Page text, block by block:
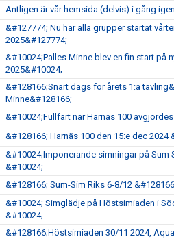
Äntligen är vår hemsida (delvis) i gång
&#127774; Nu har alla grupper startat
2025&#127774;
&#10024;Palles Minne blev en fin start på
2025&#10024;
&#128166;Snart dags för årets 1:a
Minne&#128166;
&#10024;Fullfart när Harnäs 100
&#128166; Harnäs 100 den 15:e dec 2024
&#10024;Imponerande simningar på Sum
&#10024;
&#128166; Sum-Sim Riks 6-8/12
&#10024; Simglädje på Höstsimiaden i
&#10024;
&#128166;Höstsimiaden 30/11 2024,